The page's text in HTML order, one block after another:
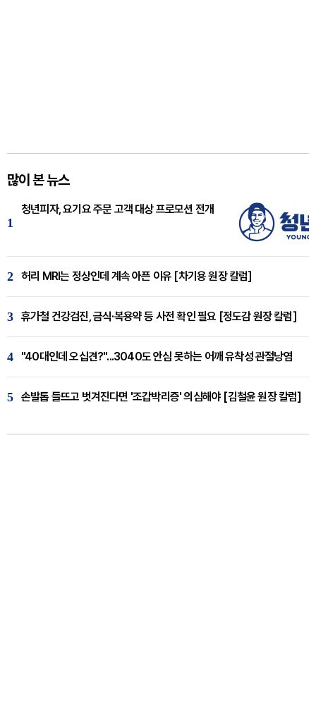
많이 본 뉴스
1
청년피자, 요기요 주문 고객 대상 프로모션 전개
2 허리 MRI는 정상인데 계속 아픈 이유 [차기용 원장 칼럼]
3 휴가철 건강검진, 금식·복용약 등 사전 확인 필요 [정도감 원장 칼럼]
4 "40대인데 오십견?"...3040도 안심 못하는 어깨 유착성 관절낭염
5 손발톱 들뜨고 벗겨진다면 '조갑박리증' 의심해야 [김철윤 원장 칼럼]